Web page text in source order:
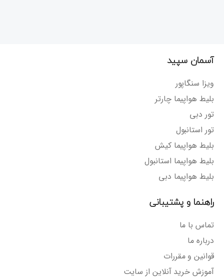
آسمان سپید
ویزا سنگاپور
بلیط هواپیما چارتر
تور دبی
تور استانبول
بلیط هواپیما کیش
بلیط هواپیما استانبول
بلیط هواپیما دبی
راهنما و پشتیبانی
تماس با ما
درباره ما
قوانین و مقررات
آموزش خرید آنلاین از سایت